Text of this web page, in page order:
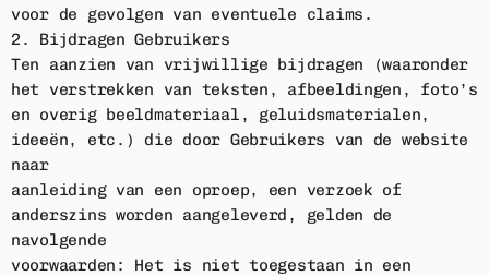
voor de gevolgen van eventuele claims.
2. Bijdragen Gebruikers
Ten aanzien van vrijwillige bijdragen (waaronder
het verstrekken van teksten, afbeeldingen, foto’s
en overig beeldmateriaal, geluidsmaterialen,
ideeën, etc.) die door Gebruikers van de website
naar
aanleiding van een oproep, een verzoek of
anderszins worden aangeleverd, gelden de
navolgende
voorwaarden: Het is niet toegestaan in een